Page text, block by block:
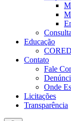
Educação
CORED
Contato
Fale
Onde
Licitações
Transparência